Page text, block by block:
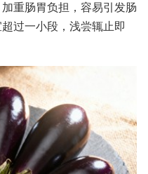
重肠胃负担，容易引发肠
过一小段，浅尝辄止即